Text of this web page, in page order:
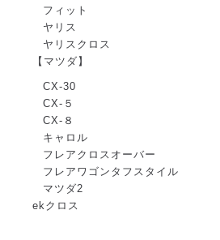
フィット
ヤリス
ヤリスクロス
【マツダ】
CX-30
CX-５
CX-８
キャロル
フレアクロスオーバー
フレアワゴンタフスタイル
マツダ2
ekクロス